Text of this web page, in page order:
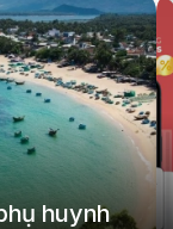
huynh